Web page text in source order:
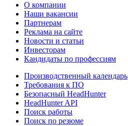
О компании
Наши вакансии
Партнерам
Реклама на сайте
Новости и статьи
Инвесторам
Кандидаты по профессиям
Производственный календарь
Требования к ПО
Безопасный HeadHunter
HeadHunter API
Поиск работы
Поиск по резюме